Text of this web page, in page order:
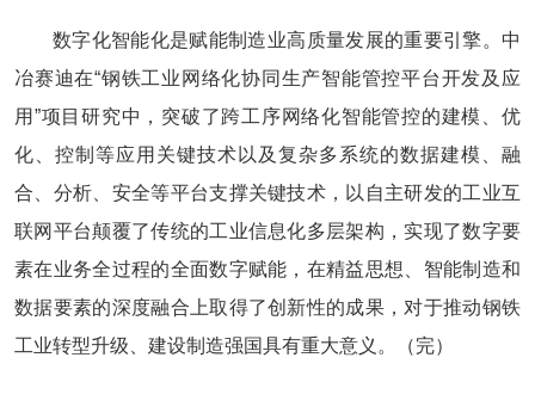
数字化智能化是赋能制造业高质量发展的重要引擎。中
冶赛迪在“钢铁工业网络化协同生产智能管控平台开发及应
用”项目研究中，突破了跨工序网络化智能管控的建模、优
化、控制等应用关键技术以及复杂多系统的数据建模、融
合、分析、安全等平台支撑关键技术，以自主研发的工业互
联网平台颠覆了传统的工业信息化多层架构，实现了数字要
素在业务全过程的全面数字赋能，在精益思想、智能制造和
数据要素的深度融合上取得了创新性的成果，对于推动钢铁
工业转型升级、建设制造强国具有重大意义。（完）